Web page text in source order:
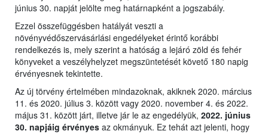
június 30. napját jelölte meg határnapként a jogszabály.
Ezzel összefüggésben hatályát veszti a
növényvédőszervásárlási engedélyeket érintő korábbi
rendelkezés is, mely szerint a hatóság a lejáró zöld és fehér
könyveket a veszélyhelyzet megszüntetését követő 180 napig
érvényesnek tekintette.
Az új törvény értelmében mindazoknak, akiknek 2020. március
11. és 2020. július 3. között vagy 2020. november 4. és 2022.
május 31. között járt, illetve jár le az engedélyük, 2022. június
30. napjáig érvényes az okmányuk. Ez tehát azt jelenti, hogy